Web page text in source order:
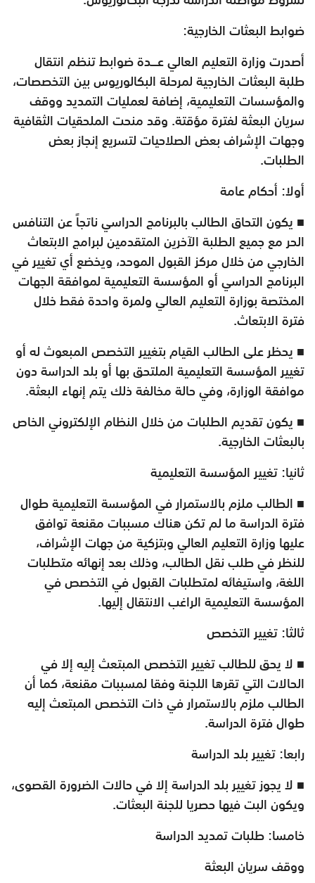
ضوابط البعثات الخارجية:
أصدرت وزارة التعليم العالي عـــدة ضوابط تنظم انتقال
طلبة البعثات الخارجية لمرحلة البكالوريوس بين التخصصات،
والمؤسسات التعليمية، إضافة لعمليات التمديد ووقف
سريان البعثة لفترة مؤقتة. وقد منحت الملحقيات الثقافية
وجهات الإشراف بعض الصلاحيات لتسريع إنجاز بعض
الطلبات.
أولا: أحكام عامة
■ يكون التحاق الطالب بالبرنامج الدراسي ناتجاً عن التنافس
الحر مع جميع الطلبة الآخرين المتقدمين لبرامج الابتعاث
الخارجي من خلال مركز القبول الموحد، ويخضع أي تغيير في
البرنامج الدراسي أو المؤسسة التعليمية لموافقة الجهات
المختصة بوزارة التعليم العالي ولمرة واحدة فقط خلال
فترة الابتعاث.
■ يحظر على الطالب القيام بتغيير التخصص المبعوث له أو
تغيير المؤسسة التعليمية الملتحق بها أو بلد الدراسة دون
موافقة الوزارة، وفي حالة مخالفة ذلك يتم إنهاء البعثة.
■ يكون تقديم الطلبات من خلال النظام الإلكتروني الخاص
بالبعثات الخارجية.
ثانيا: تغيير المؤسسة التعليمية
■ الطالب ملزم بالاستمرار في المؤسسة التعليمية طوال
فترة الدراسة ما لم تكن هناك مسببات مقنعة توافق
عليها وزارة التعليم العالي وبتزكية من جهات الإشراف،
للنظر في طلب نقل الطالب، وذلك بعد إنهائه متطلبات
اللغة، واستيفائه لمتطلبات القبول في التخصص في
المؤسسة التعليمية الراغب الانتقال إليها.
ثالثا: تغيير التخصص
■ لا يحق للطالب تغيير التخصص المبتعث إليه إلا في
الحالات التي تقرها اللجنة وفقا لمسببات مقنعة، كما أن
الطالب ملزم بالاستمرار في ذات التخصص المبتعث إليه
طوال فترة الدراسة.
رابعا: تغيير بلد الدراسة
■ لا يجوز تغيير بلد الدراسة إلا في حالات الضرورة القصوى،
ويكون البت فيها حصريا للجنة البعثات.
خامسا: طلبات تمديد الدراسة
ووقف سريان البعثة